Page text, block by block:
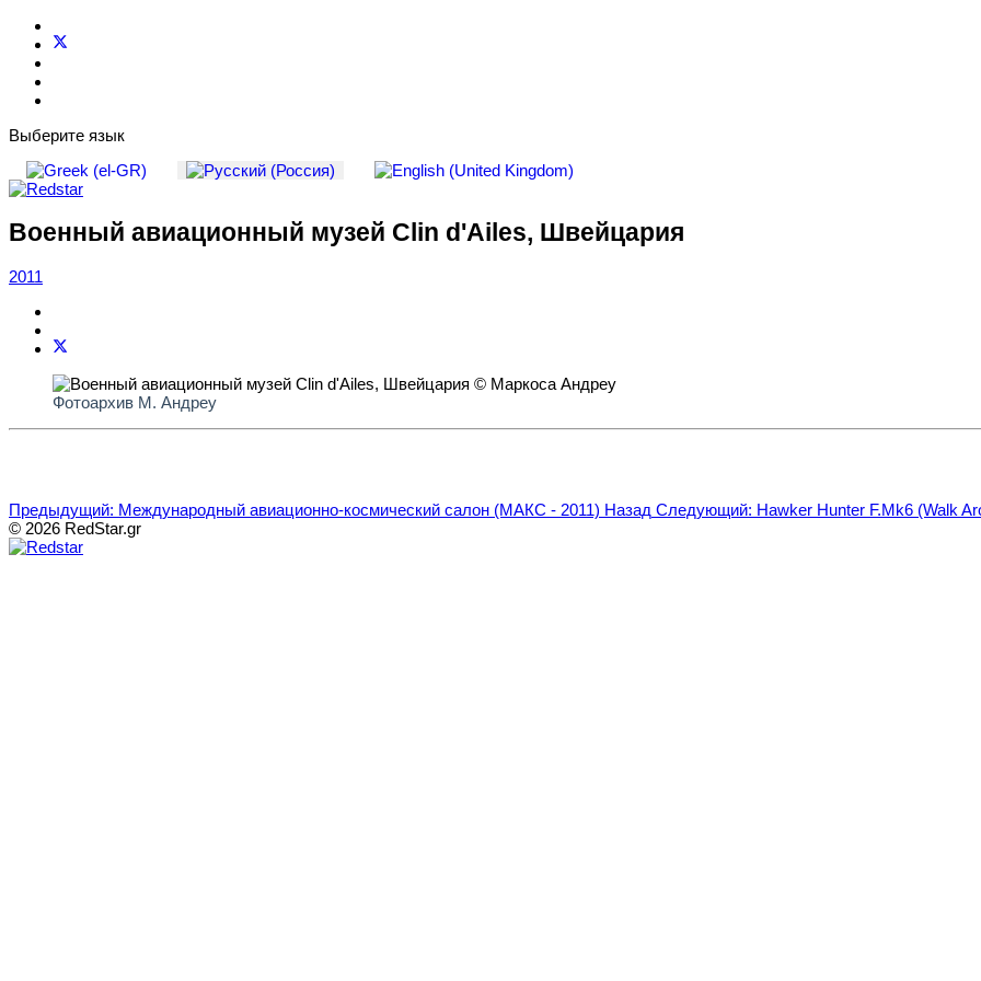
Выберите язык
Военный авиационный музей Clin d'Ailes, Швейцария
2011
Фотоархив М. Андреу
Предыдущий: Международный авиационно-космический салон (МАКС - 2011) Назад Следующий: Hawker Hunter F.Mk6 (Walk
© 2026 RedStar.gr